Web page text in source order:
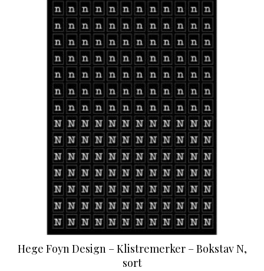
Hege Foyn Design – Klistremerker – Bokstav N,
sort